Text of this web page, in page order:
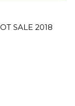
SALE 2018